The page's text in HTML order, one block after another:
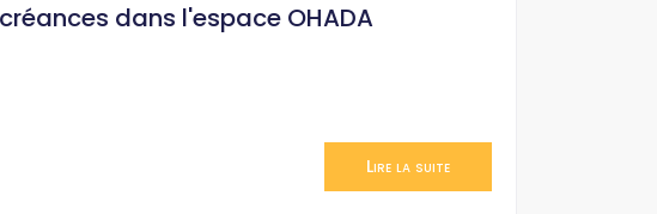
dans l'espace OHADA
Lire la suite